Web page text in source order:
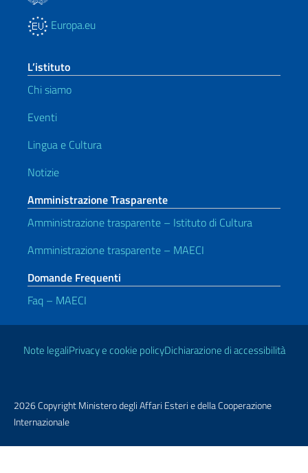
Europa.eu
L’istituto
Chi siamo
Eventi
Lingua e Cultura
Notizie
Amministrazione Trasparente
Amministrazione trasparente – Istituto di Cultura
Amministrazione trasparente – MAECI
Domande Frequenti
Faq – MAECI
Link Utili
Note legaliPrivacy e cookie policyDichiarazione di accessibilità
2026 Copyright Ministero degli Affari Esteri e della Cooperazione
Internazionale